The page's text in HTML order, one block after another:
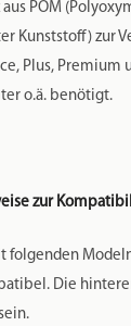
aus POM
Kunststoff) zur
Plus, Premium
o.ä. benötigt.
zur
folgenden
Die